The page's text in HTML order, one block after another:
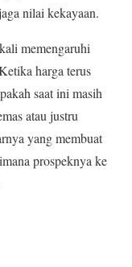
nilai kekayaan.
memengaruhi
harga terus
saat ini masih
atau justru
yang membuat
prospeknya ke